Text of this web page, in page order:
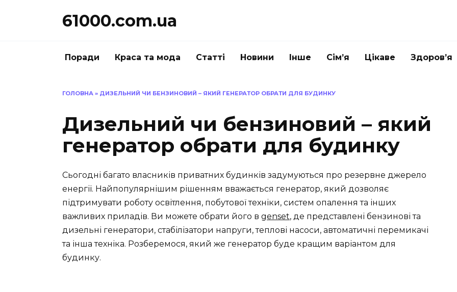
61000.com.ua
Поради Краса та мода Статті Новини Інше Сім’я Цікаве Здоров’я
ГОЛОВНА » ДИЗЕЛЬНИЙ ЧИ БЕНЗИНОВИЙ – ЯКИЙ ГЕНЕРАТОР ОБРАТИ ДЛЯ БУДИНКУ
Дизельний чи бензиновий – який
генератор обрати для будинку
Сьогодні багато власників приватних будинків задумуються про резервне джерело
енергії. Найпопулярнішим рішенням вважається генератор, який дозволяє
підтримувати роботу освітлення, побутової техніки, систем опалення та інших
важливих приладів. Ви можете обрати його в genset, де представлені бензинові та
дизельні генератори, стабілізатори напруги, теплові насоси, автоматичні перемикачі
та інша техніка. Розберемося, який же генератор буде кращим варіантом для
будинку.